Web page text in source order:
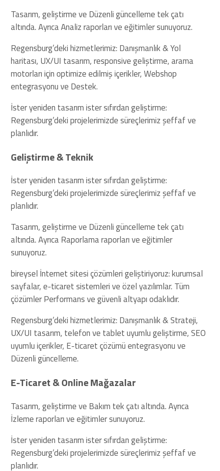
Tasarım, geliştirme ve Düzenli güncelleme tek çatı
altında. Ayrıca Analiz raporları ve eğitimler sunuyoruz.
Regensburg’deki hizmetlerimiz: Danışmanlık & Yol
haritası, UX/UI tasarım, responsive geliştirme, arama
motorları için optimize edilmiş içerikler, Webshop
entegrasyonu ve Destek.
İster yeniden tasarım ister sıfırdan geliştirme:
Regensburg’deki projelerimizde süreçlerimiz şeffaf ve
planlıdır.
Geliştirme & Teknik
İster yeniden tasarım ister sıfırdan geliştirme:
Regensburg’deki projelerimizde süreçlerimiz şeffaf ve
planlıdır.
Tasarım, geliştirme ve Düzenli güncelleme tek çatı
altında. Ayrıca Raporlama raporları ve eğitimler
sunuyoruz.
bireysel İnternet sitesi çözümleri geliştiriyoruz: kurumsal
sayfalar, e-ticaret sistemleri ve özel yazılımlar. Tüm
çözümler Performans ve güvenli altyapı odaklıdır.
Regensburg’deki hizmetlerimiz: Danışmanlık & Strateji,
UX/UI tasarım, telefon ve tablet uyumlu geliştirme, SEO
uyumlu içerikler, E-ticaret çözümü entegrasyonu ve
Düzenli güncelleme.
E-Ticaret & Online Mağazalar
Tasarım, geliştirme ve Bakım tek çatı altında. Ayrıca
İzleme raporları ve eğitimler sunuyoruz.
İster yeniden tasarım ister sıfırdan geliştirme:
Regensburg’deki projelerimizde süreçlerimiz şeffaf ve
planlıdır.